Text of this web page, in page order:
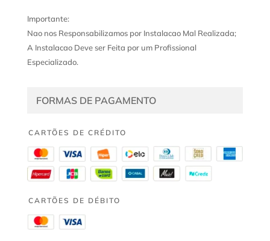
Importante:
Nao nos Responsabilizamos por Instalacao Mal Realizada;
A Instalacao Deve ser Feita por um Profissional
Especializado.
FORMAS DE PAGAMENTO
CARTÕES DE CRÉDITO
CARTÕES DE DÉBITO